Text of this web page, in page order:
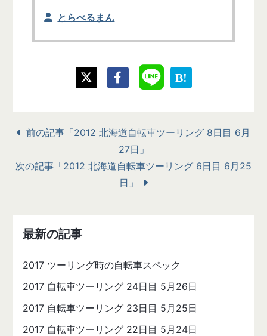
とらべるまん
前の記事「2012 北海道自転車ツーリング 8日目 6月
27日」
次の記事「2012 北海道自転車ツーリング 6日目 6月25
日」
最新の記事
2017 ツーリング時の自転車スペック
2017 自転車ツーリング 24日目 5月26日
2017 自転車ツーリング 23日目 5月25日
2017 自転車ツーリング 22日目 5月24日